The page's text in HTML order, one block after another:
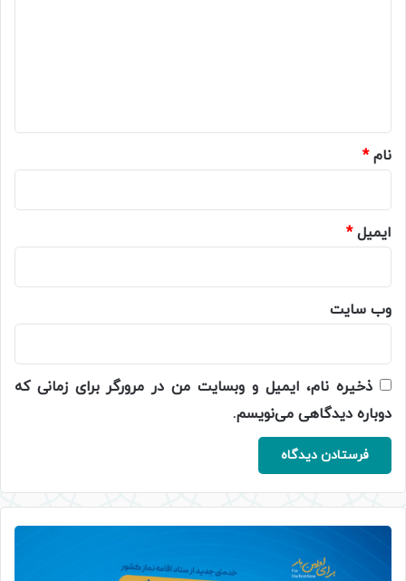
نام*
ایمیل*
وب‌ سایت
ذخیره نام، ایمیل و وبسایت من در مرورگر برای زمانی که
دوباره دیدگاهی می‌نویسم.